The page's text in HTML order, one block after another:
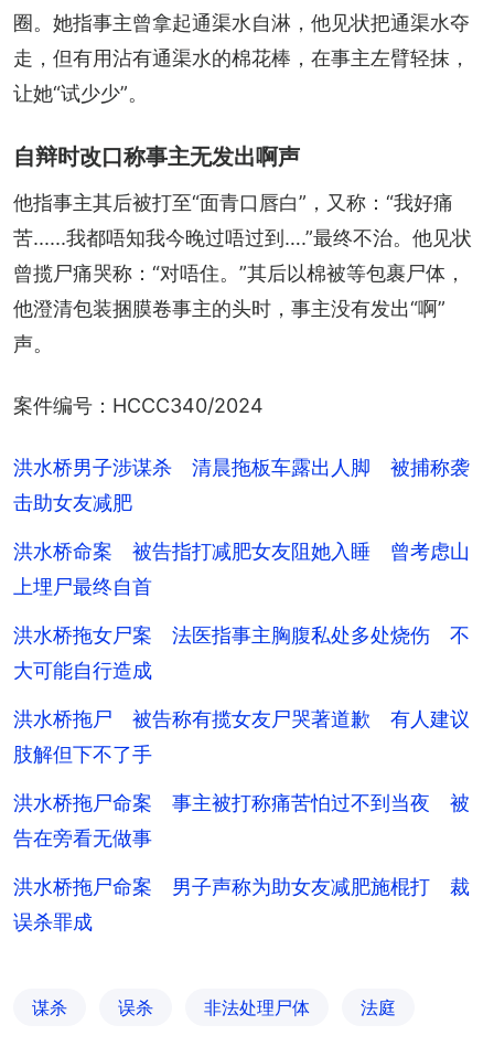
圈。她指事主曾拿起通渠水自淋，他见状把通渠水夺
走，但有用沾有通渠水的棉花棒，在事主左臂轻抹，
让她“试少少”。
自辩时改口称事主无发出啊声
他指事主其后被打至“面青口唇白”，又称：“我好痛
苦......我都唔知我今晚过唔过到….”最终不治。他见状
曾揽尸痛哭称：“对唔住。”其后以棉被等包裹尸体，
他澄清包装捆膜卷事主的头时，事主没有发出“啊”
声。
案件编号：HCCC340/2024
洪水桥男子涉谋杀 清晨拖板车露出人脚 被捕称袭
击助女友减肥
洪水桥命案 被告指打减肥女友阻她入睡 曾考虑山
上埋尸最终自首
洪水桥拖女尸案 法医指事主胸腹私处多处烧伤 不
大可能自行造成
洪水桥拖尸 被告称有揽女友尸哭著道歉 有人建议
肢解但下不了手
洪水桥拖尸命案 事主被打称痛苦怕过不到当夜 被
告在旁看无做事
洪水桥拖尸命案 男子声称为助女友减肥施棍打 裁
误杀罪成
谋杀 误杀 非法处理尸体 法庭